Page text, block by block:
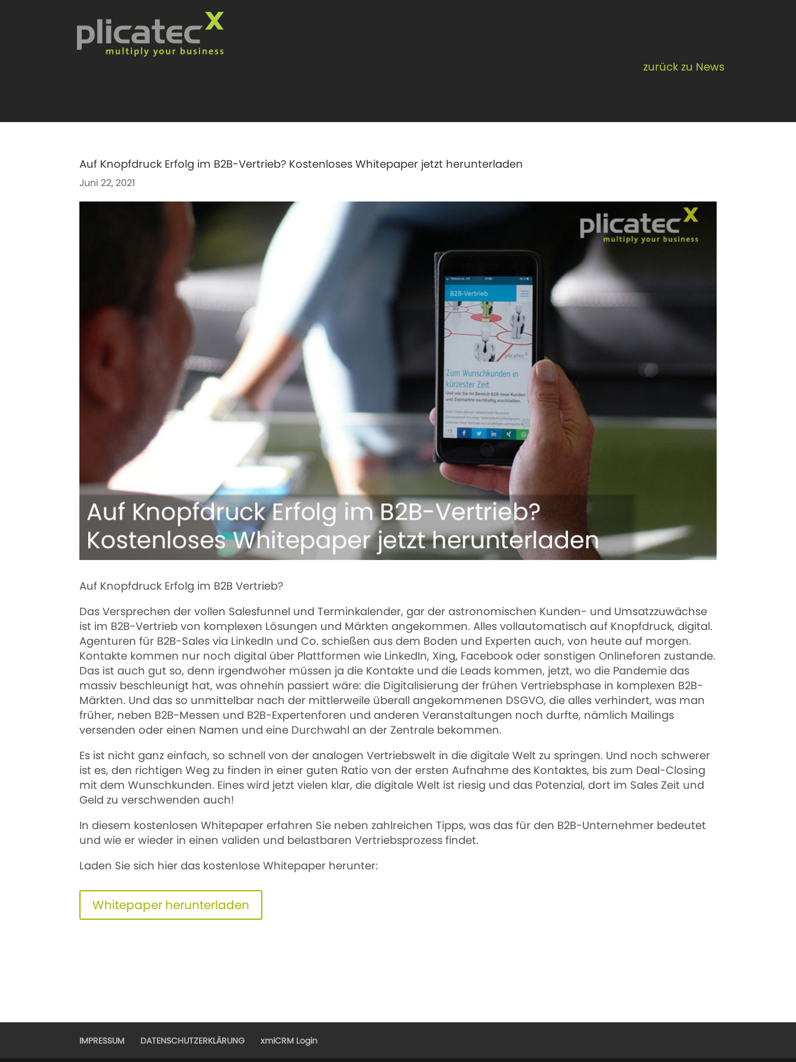
zurück zu News
Auf Knopfdruck Erfolg im B2B-Vertrieb? Kostenloses Whitepaper jetzt herunterladen
Juni 22, 2021
Auf Knopfdruck Erfolg im B2B Vertrieb?
Das Versprechen der vollen Salesfunnel und Terminkalender, gar der astronomischen Kunden- und Umsatzzuwächse
ist im B2B-Vertrieb von komplexen Lösungen und Märkten angekommen. Alles vollautomatisch auf Knopfdruck, digital.
Agenturen für B2B-Sales via LinkedIn und Co. schießen aus dem Boden und Experten auch, von heute auf morgen.
Kontakte kommen nur noch digital über Plattformen wie LinkedIn, Xing, Facebook oder sonstigen Onlineforen zustande.
Das ist auch gut so, denn irgendwoher müssen ja die Kontakte und die Leads kommen, jetzt, wo die Pandemie das
massiv beschleunigt hat, was ohnehin passiert wäre: die Digitalisierung der frühen Vertriebsphase in komplexen B2B-
Märkten. Und das so unmittelbar nach der mittlerweile überall angekommenen DSGVO, die alles verhindert, was man
früher, neben B2B-Messen und B2B-Expertenforen und anderen Veranstaltungen noch durfte, nämlich Mailings
versenden oder einen Namen und eine Durchwahl an der Zentrale bekommen.
Es ist nicht ganz einfach, so schnell von der analogen Vertriebswelt in die digitale Welt zu springen. Und noch schwerer
ist es, den richtigen Weg zu finden in einer guten Ratio von der ersten Aufnahme des Kontaktes, bis zum Deal-Closing
mit dem Wunschkunden. Eines wird jetzt vielen klar, die digitale Welt ist riesig und das Potenzial, dort im Sales Zeit und
Geld zu verschwenden auch!
In diesem kostenlosen Whitepaper erfahren Sie neben zahlreichen Tipps, was das für den B2B-Unternehmer bedeutet
und wie er wieder in einen validen und belastbaren Vertriebsprozess findet.
Laden Sie sich hier das kostenlose Whitepaper herunter:
Whitepaper herunterladen
IMPRESSUM DATENSCHUTZERKLÄRUNG xmiCRM Login